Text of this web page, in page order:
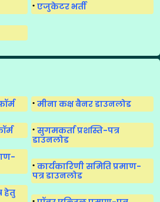
एजुकेटर भर्ती
मीना कक्ष बैनर डाउनलोड
सुगमकर्ता प्रशस्ति-पत्र
डाउनलोड
कार्यकारिणी समिति प्रमाण-
पत्र डाउनलोड
हेतु